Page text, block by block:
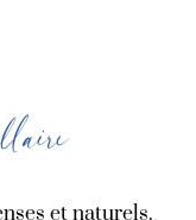
et naturels.